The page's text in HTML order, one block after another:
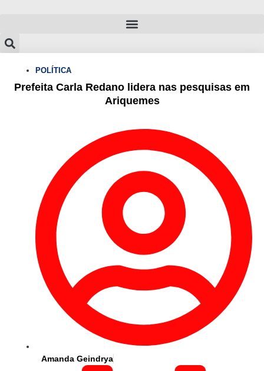
conteúdo
POLÍTICA
Prefeita Carla Redano lidera nas pesquisas em
Ariquemes
Amanda Geindrya